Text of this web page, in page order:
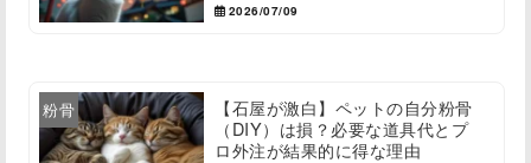
2026/07/09
粉骨
【石屋が激白】ペットの自分粉骨
（DIY）は損？必要な道具代とプ
ロ外注が結果的に得な理由